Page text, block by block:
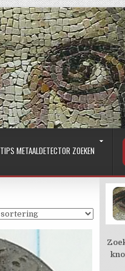
TIPS METAALDETECTOR ZOEKEN